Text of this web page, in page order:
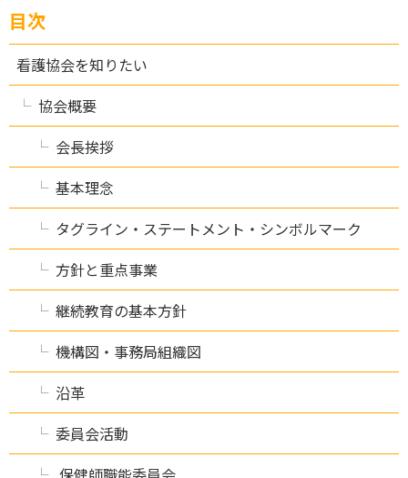
目次
看護協会を知りたい
協会概要
会長挨拶
基本理念
タグライン・ステートメント・シンボルマーク
方針と重点事業
継続教育の基本方針
機構図・事務局組織図
沿革
委員会活動